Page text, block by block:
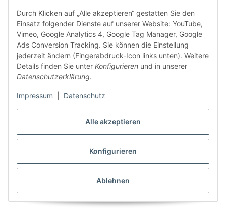
Alle akzeptieren
Konfigurieren
Ablehnen
Durch Klicken auf „Alle akzeptieren“ gestatten Sie den
Einsatz folgender Dienste auf unserer Website: YouTube,
Vimeo, Google Analytics 4, Google Tag Manager, Google
Ads Conversion Tracking. Sie können die Einstellung
jederzeit ändern (Fingerabdruck-Icon links unten). Weitere
Details finden Sie unter Konfigurieren und in unserer
Datenschutzerklärung.
Impressum Datenschutz
vorbewittert, 250 ml -
502/01/08
jetzt nur 77,33 €*
jetzt nur141,75 €*
PERKEO Propan-Butan-
Inhalt - 792/03
jetzt nur14,62 €*
PERKEO Propan-Butan-
PIEZO-Weichlötkolben m.235
g-Cu.St.auf Kartuschenbasis
- 792/02
jetzt nur491,37 €*